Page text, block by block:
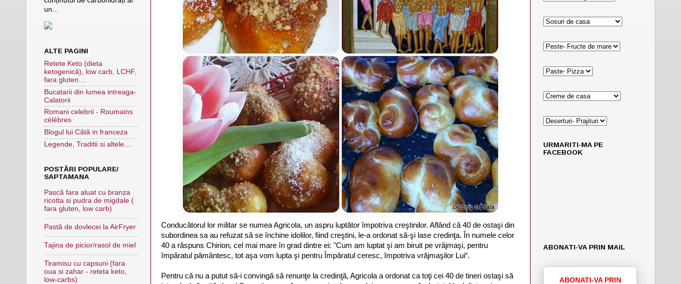
Conducătorul lor militar se numea Agricola, un aspru luptător împotriva creştinilor. Aflând că 40 de ostaşi din
subordinea sa au refuzat să se închine idolilor, fiind creştini, le-a ordonat să-şi lase credinţa. În numele celor
40 a răspuns Chirion, cel mai mare în grad dintre ei: "Cum am luptat şi am biruit pe vrăjmaşi, pentru
împăratul pământesc, tot aşa vom lupta şi pentru Împăratul ceresc, împotriva vrăjmaşilor Lui“.
Pentru că nu a putut să-i convingă să renunţe la credinţă, Agricola a ordonat ca toţi cei 40 de tineri ostaşi să
un...
ALTE PAGINI
Retete Keto (dieta
ketogenică), low carb, LCHF,
fara gluten....
Bucatarii din lumea intreaga-
Calatorii
Romani celebrii - Roumains
célèbres
Blogul lui Cătă in franceza
Legende, Traditii si altele....
POSTĂRI POPULARE/
SAPTAMANA
Pască fara aluat cu branza
ricotta si pudra de migdale (
fara gluten, low carb)
Pastă de dovlecei la AirFryer
Tajina de picior/rasol de miel
Tiramisu cu capsuni (fara
oua si zahar - reteta keto,
low-carbs)
URMARITI-MA PE
FACEBOOK
ABONATI-VA PRIN MAIL
ABONATI-VA PRIN